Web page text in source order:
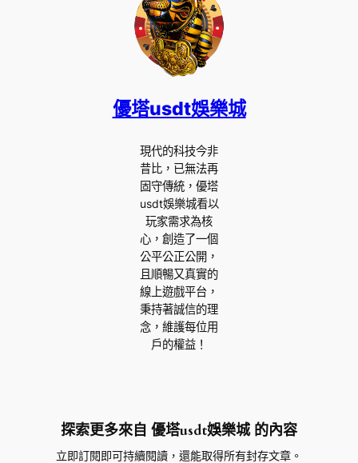
優塔usdt娛樂城
現代的科技今非
昔比，已無法再
固守傳統，優塔
usdt娛樂城看以
玩家需求為核
心，創造了一個
公平公正公開，
且順暢又真實的
線上遊戲平台，
秉持著誠信的理
念，維護每位用
戶的權益！
探索更多來自 優塔usdt娛樂城 的內容
立即訂閱即可持續閱讀，還能取得所有封存文章。